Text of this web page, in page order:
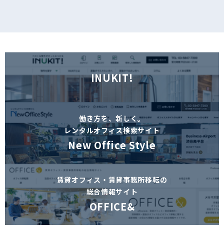
INUKIT!
働き方を、新しく。
レンタルオフィス検索サイト
New Office Style
賃貸オフィス・賃貸事務所移転の
総合情報サイト
OFFICE&